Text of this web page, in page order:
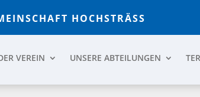
HOCHSTRÄSS
VEREIN UNSERE ABTEILUNGEN